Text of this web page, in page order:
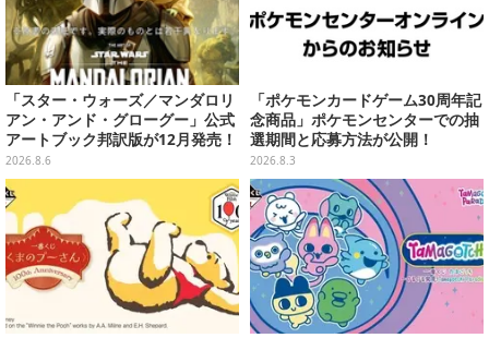
「スター・ウォーズ／マンダロリ
アン・アンド・グローグー」公式
アートブック邦訳版が12月発売！
映画のコンセプトアートやスケッ
チを掲載
2026.8.6
「ポケモンカードゲーム30周年記
念商品」ポケモンセンターでの抽
選期間と応募方法が公開！
2026.8.3